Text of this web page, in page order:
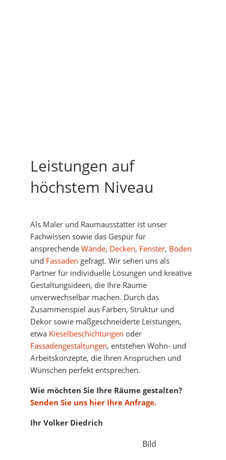
Leistungen auf
höchstem Niveau
Als Maler und Raumausstatter ist unser
Fachwissen sowie das Gespür für
ansprechende Wände, Decken, Fenster, Böden
und Fassaden gefragt. Wir sehen uns als
Partner für individuelle Lösungen und kreative
Gestaltungsideen, die Ihre Räume
unverwechselbar machen. Durch das
Zusammenspiel aus Farben, Struktur und
Dekor sowie maßgeschneiderte Leistungen,
etwa Kieselbeschichtungen oder
Fassadengestaltungen, entstehen Wohn- und
Arbeitskonzepte, die Ihren Ansprüchen und
Wünschen perfekt entsprechen.
Wie möchten Sie Ihre Räume gestalten?
Senden Sie uns hier Ihre Anfrage.
Ihr Volker Diedrich